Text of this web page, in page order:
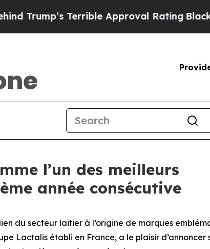
Terrible Approval RatingBlack
l’un des meilleurs
année consécutive
du secteur laitier à l’origine de marques
Lactalis établi en France, a le plaisir d’annoncer